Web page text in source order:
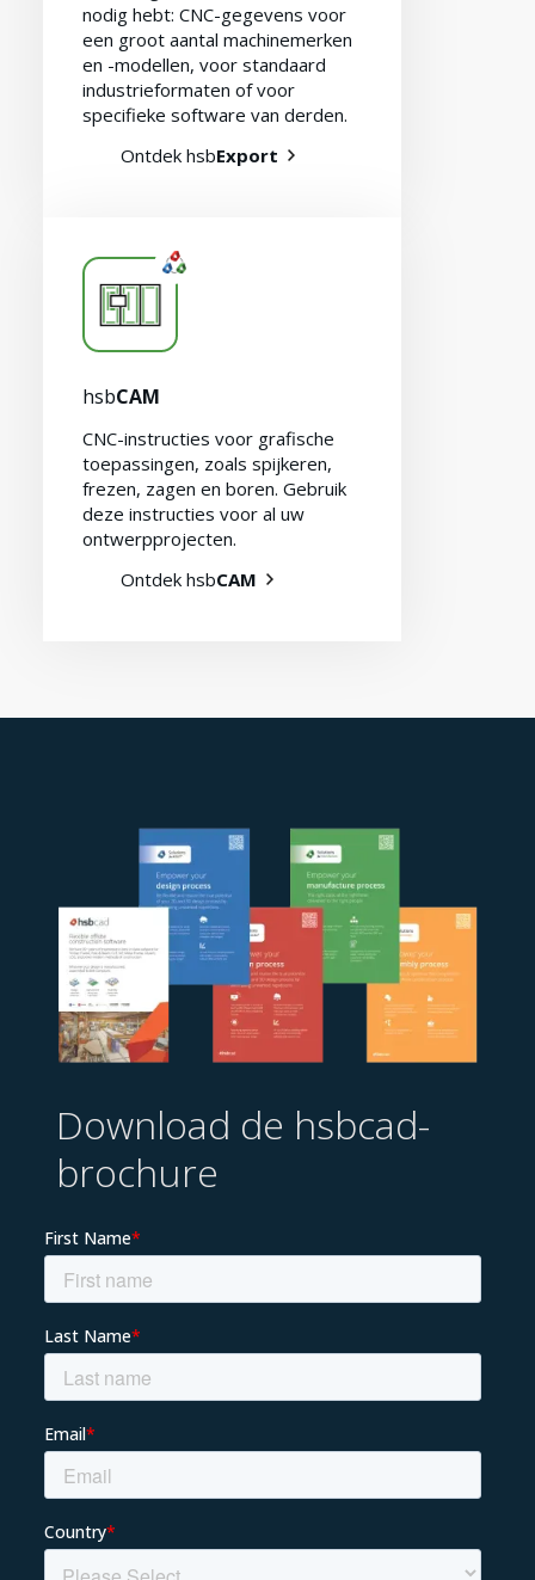
Contact opnemen
nodig hebt: CNC-gegevens voor
een groot aantal machinemerken
en -modellen, voor standaard
industrieformaten of voor
specifieke software van derden.
Ontdek hsbExport
hsbCAM
CNC-instructies voor grafische
toepassingen, zoals spijkeren,
frezen, zagen en boren. Gebruik
deze instructies voor al uw
ontwerpprojecten.
Ontdek hsbCAM
Download de hsbcad-
brochure